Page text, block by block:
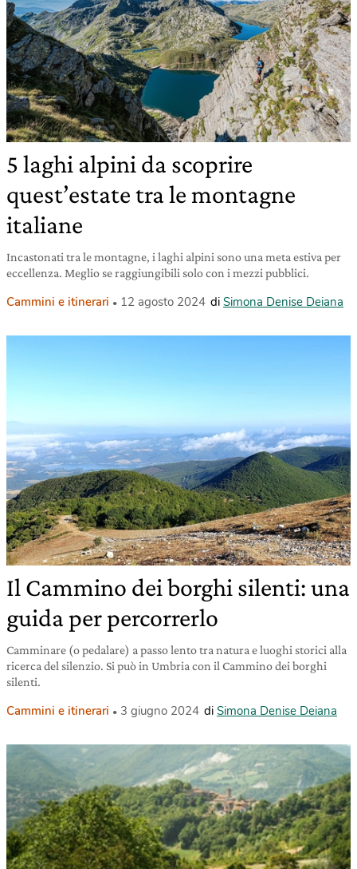
5 laghi alpini da scoprire
quest’estate tra le montagne
italiane
Incastonati tra le montagne, i laghi alpini sono una meta estiva per
eccellenza. Meglio se raggiungibili solo con i mezzi pubblici.
Cammini e itinerari 12 agosto 2024 di Simona Denise Deiana
Il Cammino dei borghi silenti: una
guida per percorrerlo
Camminare (o pedalare) a passo lento tra natura e luoghi storici alla
ricerca del silenzio. Si può in Umbria con il Cammino dei borghi
silenti.
Cammini e itinerari 3 giugno 2024 di Simona Denise Deiana